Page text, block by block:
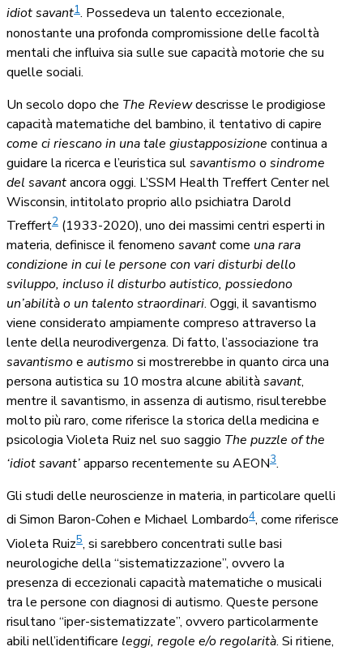
idiot savant1. Possedeva un talento eccezionale,
nonostante una profonda compromissione delle facoltà
mentali che influiva sia sulle sue capacità motorie che su
quelle sociali.
Un secolo dopo che The Reviewdescrisse le prodigiose
capacità matematiche del bambino, il tentativo di capire
come ci riescano in una tale giustapposizione continua a
guidare la ricerca e l’euristica sulsavantismoo sindrome
del savantancora oggi. L’SSM Health Treffert Center nel
Wisconsin, intitolato proprio allo psichiatra Darold
Treffert2 (1933-2020), uno dei massimi centri esperti in
materia, definisce il fenomeno savantcome una rara
condizione in cui le persone con vari disturbi dello
sviluppo, incluso il disturbo autistico, possiedono
un’abilità o un talento straordinari. Oggi, il savantismo
viene considerato ampiamente compreso attraverso la
lente della neurodivergenza. Di fatto, l’associazione tra
savantismoe autismosi mostrerebbe in quanto circa una
persona autistica su 10 mostra alcune abilità savant,
mentre il savantismo, in assenza di autismo, risulterebbe
molto più raro, come riferisce la storica della medicina e
psicologia Violeta Ruiz nel suo saggio The puzzle of the
‘idiot savant’apparso recentemente su AEON3.
Gli studi delle neuroscienze in materia, in particolare quelli
di Simon Baron-Cohen e Michael Lombardo4, come riferisce
Violeta Ruiz5, si sarebbero concentrati sulle basi
neurologiche della “sistematizzazione”, ovvero la
presenza di eccezionali capacità matematiche o musicali
tra le persone con diagnosi di autismo. Queste persone
risultano “iper-sistematizzate”, ovvero particolarmente
abili nell’identificare leggi, regole e/o regolarità. Si ritiene,